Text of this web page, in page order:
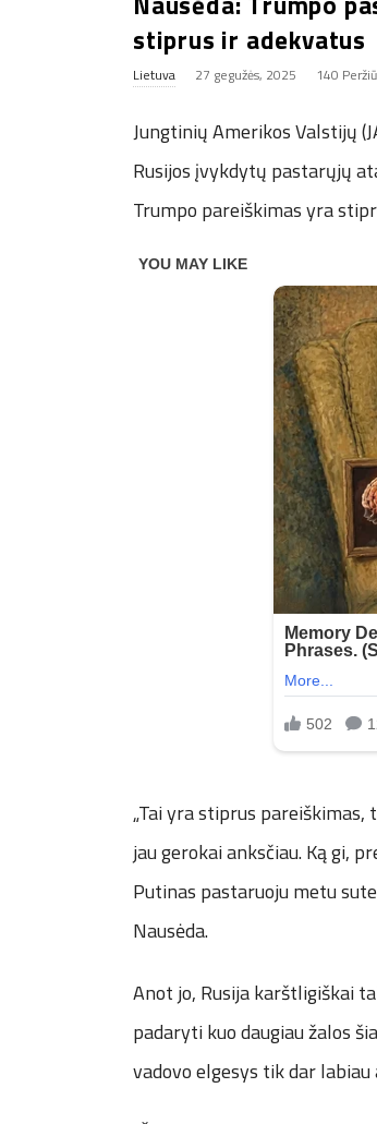
stiprus ir adekvatus
Lietuva 27 gegužės, 2025 140
Jungtinių Amerikos Valstijų
Rusijos įvykdytų pastarųjų
Trumpo pareiškimas yra
„Tai yra stiprus
jau gerokai anksčiau. Ką gi,
Putinas pastaruoju metu
Nausėda.
Anot jo, Rusija karštligiškai
padaryti kuo daugiau žalos
vadovo elgesys tik dar